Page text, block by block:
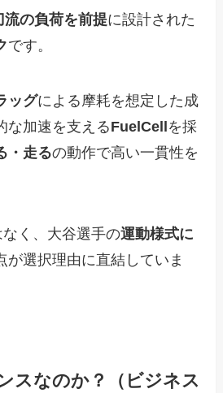
流の負荷を前提に設計された
です。
ッグによる摩耗を想定した成
な加速を支えるFuelCellを採
・走るの動作で高い一貫性を
なく、大谷選手の運動様式に
が選択理由に直結していま
スなのか？（ビジネス